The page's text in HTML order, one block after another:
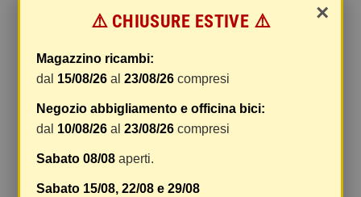
Commenti (0)
Ancora nessuna recensione da parte degli utenti.
ARTICOLI ALTERNATIVI
×
⚠️ CHIUSURE ESTIVE ⚠️
Magazzino ricambi:
dal 15/08/26 al23/08/26 compresi
Negozio abbigliamento e officina bici:
dal 10/08/26 al23/08/26 compresi
Sabato 08/08 aperti.
Sabato 15/08, 22/08 e 29/08